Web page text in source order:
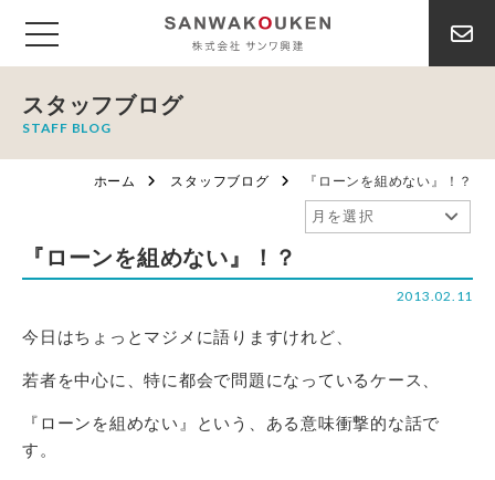
スタッフブログ
STAFF BLOG
ホーム スタッフブログ 『ローンを組めない』！？
『ローンを組めない』！？
2013.02.11
今日はちょっとマジメに語りますけれど、
若者を中心に、特に都会で問題になっているケース、
『ローンを組めない』という、ある意味衝撃的な話で
す。